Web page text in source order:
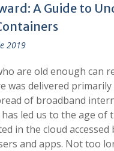
A Guide to
2019
are old enough can
was delivered primarily
of broadband
led us to the age of
in the cloud accessed
and apps. Not too